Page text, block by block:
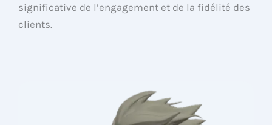
significative de l’engagement et de la fidélité des
clients.